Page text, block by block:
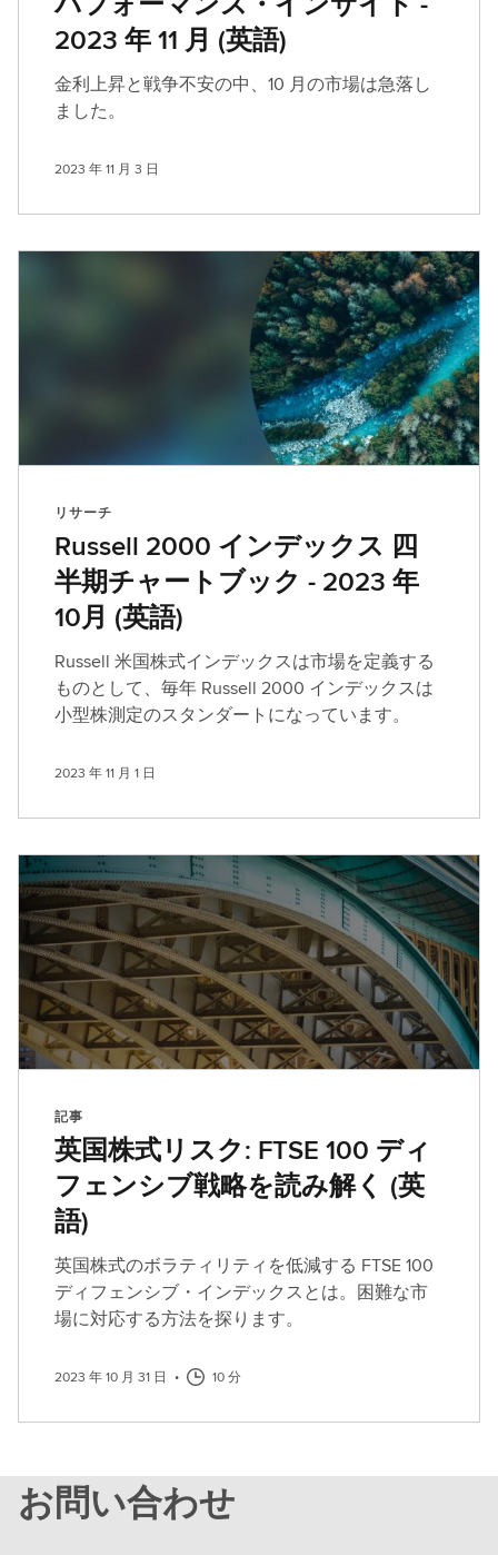
2023 年 11 月 (英語)
金利上昇と戦争不安の中、10 月の市場は急落し
ました。
2023 年 11 月 3 日
リサーチ
Russell 2000 インデックス 四
半期チャートブック - 2023 年
10月 (英語)
Russell 米国株式インデックスは市場を定義する
ものとして、毎年 Russell 2000 インデックスは
小型株測定のスタンダートになっています。
2023 年 11 月 1 日
記事
英国株式リスク: FTSE 100 ディ
フェンシブ戦略を読み解く (英
語)
英国株式のボラティリティを低減する FTSE 100
ディフェンシブ・インデックスとは。困難な市
場に対応する方法を探ります。
2023 年 10 月 31 日 • 10 分
お問い合わせ